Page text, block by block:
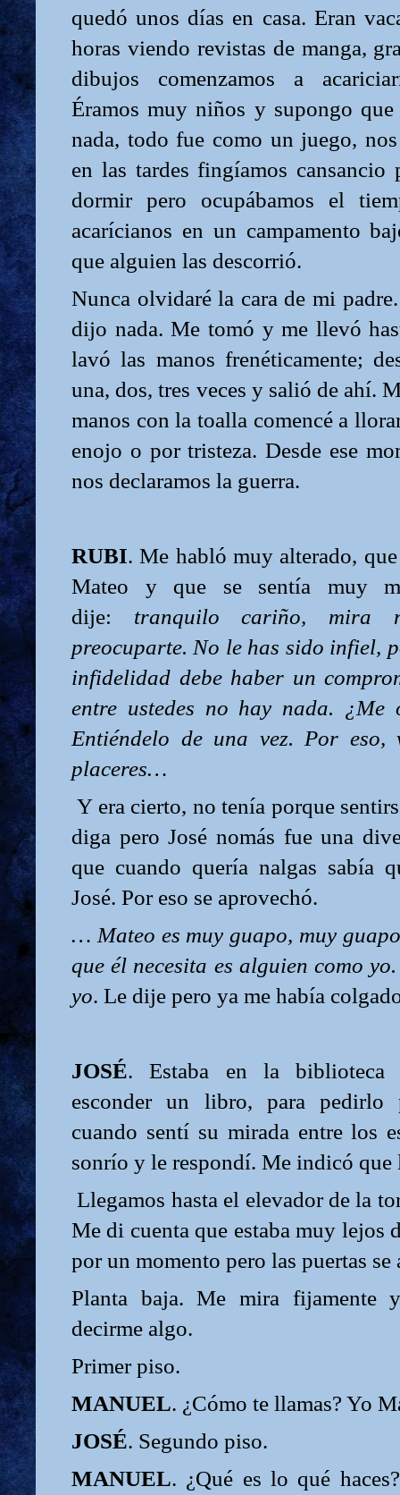
quedó unos días en casa. Eran
horas viendo revistas de manga,
dibujos comenzamos a
Éramos muy niños y supongo
nada, todo fue como un juego,
en las tardes fingíamos cansancio
dormir pero ocupábamos el
acarícianos en un campamento
que alguien las descorrió.
Nunca olvidaré la cara de mi
dijo nada. Me tomó y me llevó
lavó las manos frenéticamente;
una, dos, tres veces y salió de ahí.
manos con la toalla comencé a
enojo o por tristeza. Desde ese
nos declaramos la guerra.
RUBI. Me habló muy alterado,
Mateo y que se sentía muy
dije: tranquilo cariño, mira
preocuparte. No le has sido infiel,
infidelidad debe haber un
entre ustedes no hay nada. ¿Me
Entiéndelo de una vez. Por
placeres…
Y era cierto, no tenía porque
diga pero José nomás fue una
que cuando quería nalgas sabía
José. Por eso se aprovechó.
… Mateo es muy guapo, muy
que él necesita es alguien como
yo. Le dije pero ya me había
JOSÉ. Estaba en la biblioteca
esconder un libro, para pedirlo
cuando sentí su mirada entre los
sonrío y le respondí. Me indicó
Llegamos hasta el elevador de la
Me di cuenta que estaba muy lejos
por un momento pero las puertas se
Planta baja. Me mira fijamente
decirme algo.
Primer piso.
MANUEL. ¿Cómo te llamas? Yo
JOSÉ. Segundo piso.
MANUEL. ¿Qué es lo qué